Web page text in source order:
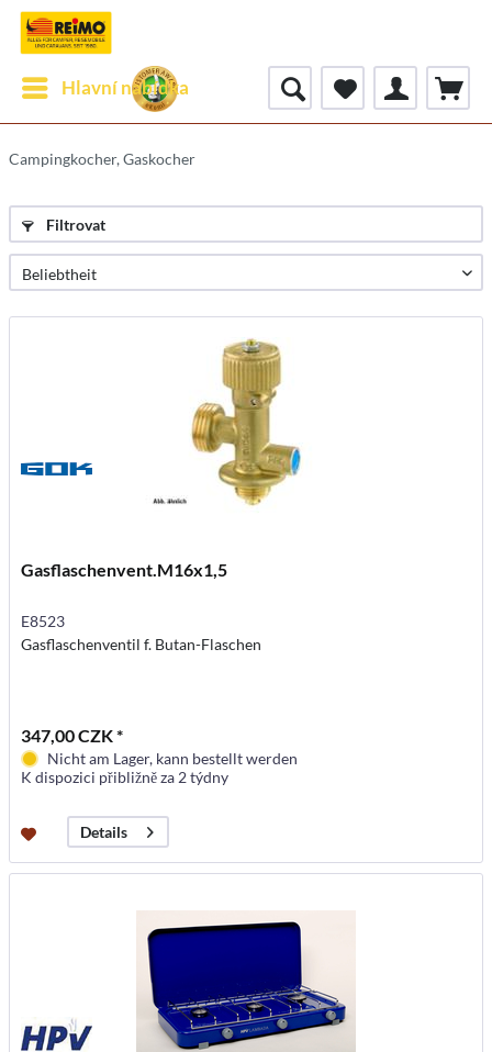
Hlavní nabídka
Campingkocher, Gaskocher
Filtrovat
Gasflaschenvent.M16x1,5
E8523
Gasflaschenventil f. Butan-Flaschen
347,00 CZK *
Nicht am Lager, kann bestellt werden
K dispozici přibližně za 2 týdny
Details